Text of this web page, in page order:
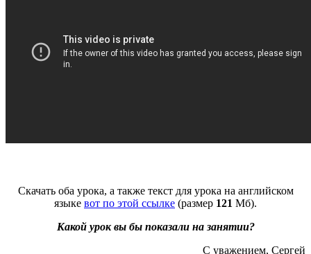
Скачать оба урока, а также текст для урока на английском
языке вот по этой ссылке (размер 121 Мб).
Какой урок вы бы показали на занятии?
С уважением, Сергей